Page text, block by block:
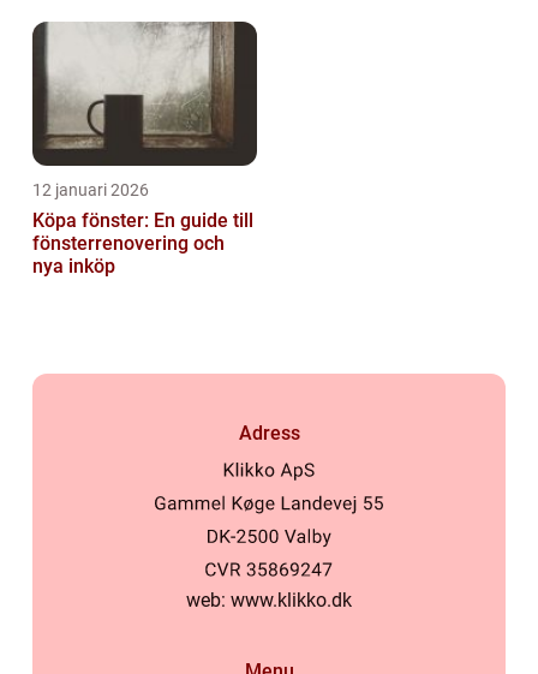
12 januari 2026
Köpa fönster: En guide till
fönsterrenovering och
nya inköp
Adress
web: www.klikko.dk